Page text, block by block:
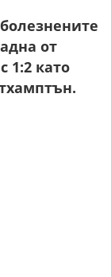
от
1:2 като